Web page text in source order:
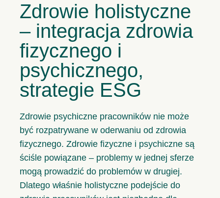
Zdrowie holistyczne
– integracja zdrowia
fizycznego i
psychicznego,
strategie ESG
Zdrowie psychiczne pracowników nie może
być rozpatrywane w oderwaniu od zdrowia
fizycznego. Zdrowie fizyczne i psychiczne są
ściśle powiązane – problemy w jednej sferze
mogą prowadzić do problemów w drugiej.
Dlatego właśnie holistyczne podejście do